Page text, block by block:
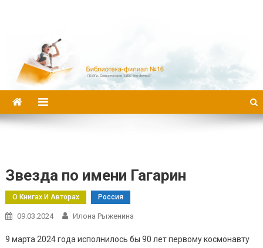
Звезда по имени Гагарин
О Книгах И Авторах Россия
09.03.2024 Илона Рыженина
9 марта 2024 года исполнилось бы 90 лет первому космонавту